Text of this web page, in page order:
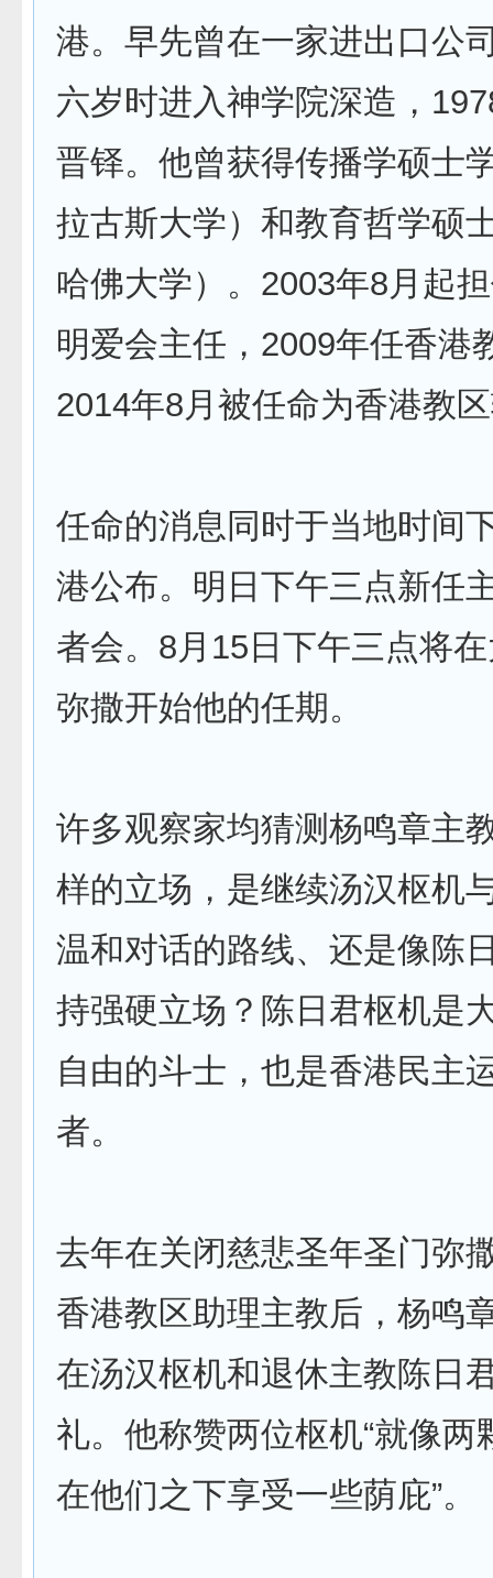
港。早先曾在一家进出口公
六岁时进入神学院深造，
晋铎。他曾获得传播学硕士
拉古斯大学）和教育哲学硕
哈佛大学）。2003年8月起
明爱会主任，2009年任香港
2014年8月被任命为香港教
任命的消息同时于当地时间
港公布。明日下午三点新任
者会。8月15日下午三点将
弥撒开始他的任期。
许多观察家均猜测杨鸣章主
样的立场，是继续汤汉枢机
温和对话的路线、还是像陈
持强硬立场？陈日君枢机是
自由的斗士，也是香港民主
者。
去年在关闭慈悲圣年圣门弥
香港教区助理主教后，杨鸣
在汤汉枢机和退休主教陈日
礼。他称赞两位枢机“就像两
在他们之下享受一些荫庇”。